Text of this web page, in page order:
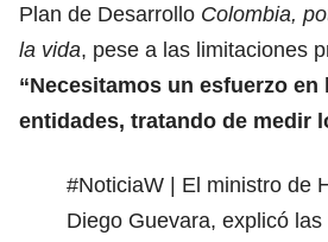
Plan de Desarrollo Colombia,
la vida, pese a las limitaciones
“Necesitamos un esfuerzo en
entidades, tratando de medir
#NoticiaW | El ministro de
Diego Guevara, explicó